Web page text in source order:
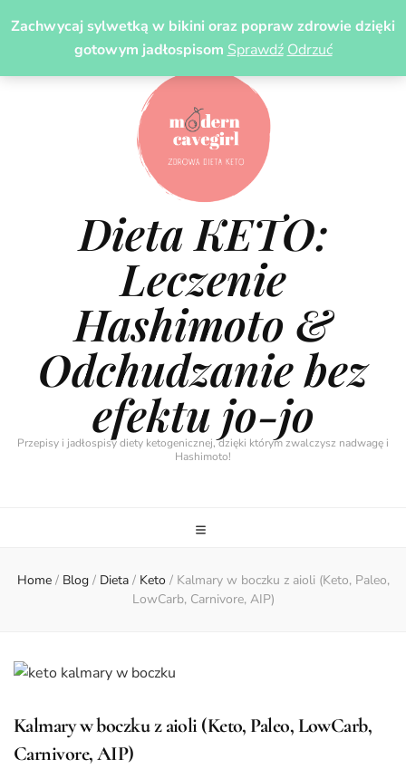
Zachwycaj sylwetką w bikini oraz popraw zdrowie dzięki
gotowym jadłospisom Sprawdź Odrzuć
Dieta KETO:
Leczenie
Hashimoto &
Odchudzanie bez
efektu jo-jo
Przepisy i jadłospisy diety ketogenicznej, dzięki którym zwalczysz nadwagę i
Hashimoto!
Home / Blog / Dieta / Keto / Kalmary w boczku z aioli (Keto, Paleo,
LowCarb, Carnivore, AIP)
Kalmary w boczku z aioli (Keto, Paleo, LowCarb,
Carnivore, AIP)